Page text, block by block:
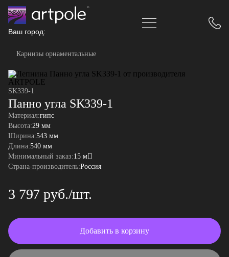
Ваш город:
Карнизы орнаментальные
SK339-1
Панно угла SK339-1
Материал:гипс
Высота:29 мм
Ширина:543 мм
Длина:540 мм
Минимальный заказ:15 м
Страна-производитель:Россия
3 797 руб./шт.
Добавить в корзину